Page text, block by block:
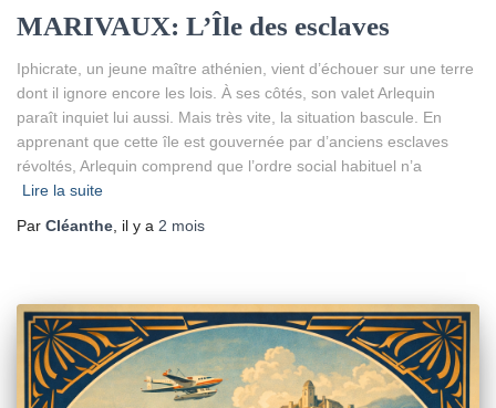
MARIVAUX: L’Île des esclaves
Iphicrate, un jeune maître athénien, vient d’échouer sur une terre
dont il ignore encore les lois. À ses côtés, son valet Arlequin
paraît inquiet lui aussi. Mais très vite, la situation bascule. En
apprenant que cette île est gouvernée par d’anciens esclaves
révoltés, Arlequin comprend que l’ordre social habituel n’a
Lire la suite
Par Cléanthe , il y a 2 mois